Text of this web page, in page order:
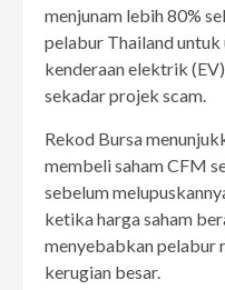
menjunam lebih 80%
pelabur Thailand untuk
kenderaan elektrik
sekadar projek scam.
Rekod Bursa
membeli saham CFM
sebelum
ketika harga saham
menyebabkan pelabur
kerugian besar.